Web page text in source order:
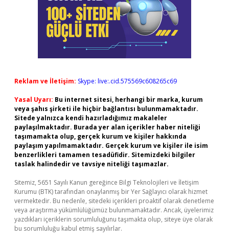
Reklam ve İletişim: Skype: live:.cid.575569c608265c69
Yasal Uyarı: Bu internet sitesi, herhangi bir marka, kurum
veya şahıs şirketi ile hiçbir bağlantısı bulunmamaktadır.
Sitede yalnızca kendi hazırladığımız makaleler
paylaşılmaktadır. Burada yer alan içerikler haber niteliği
taşımamakta olup, gerçek kurum ve kişiler hakkında
paylaşım yapılmamaktadır. Gerçek kurum ve kişiler ile isim
benzerlikleri tamamen tesadüfidir. Sitemizdeki bilgiler
taslak halindedir ve tavsiye niteliği taşımazlar.
Sitemiz, 5651 Sayılı Kanun gereğince Bilgi Teknolojileri ve İletişim
Kurumu (BTK) tarafından onaylanmış bir Yer Sağlayıcı olarak hizmet
vermektedir. Bu nedenle, sitedeki içerikleri proaktif olarak denetleme
veya araştırma yükümlülüğümüz bulunmamaktadır. Ancak, üyelerimiz
yazdıkları içeriklerin sorumluluğunu taşımakta olup, siteye üye olarak
bu sorumluluğu kabul etmiş sayılırlar.